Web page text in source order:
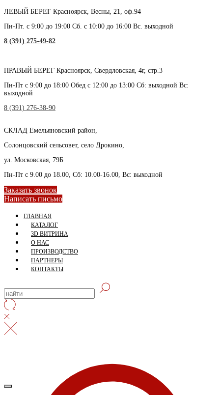
ЛЕВЫЙ БЕРЕГ Красноярск, Весны, 21, оф.94
Пн-Пт. с 9:00 до 19:00 Сб. с 10:00 до 16:00 Вс. выходной
8 (391) 275-49-82
ПРАВЫЙ БЕРЕГ Красноярск, Свердловская, 4г, стр.3
Пн-Пт с 9:00 до 18:00 Обед с 12:00 до 13:00 Сб: выходной Вс:
выходной
8 (391) 276-38-90
СКЛАД Емельяновский район,
Солонцовский сельсовет, село Дрокино,
ул. Московская, 79Б
Пн-Пт с 9.00 до 18.00, Сб: 10.00-16.00, Вс: выходной
Заказать звонок
Написать письмо
ГЛАВНАЯ
КАТАЛОГ
3D ВИТРИНА
О НАС
ПРОИЗВОДСТВО
ПАРТНЕРЫ
КОНТАКТЫ